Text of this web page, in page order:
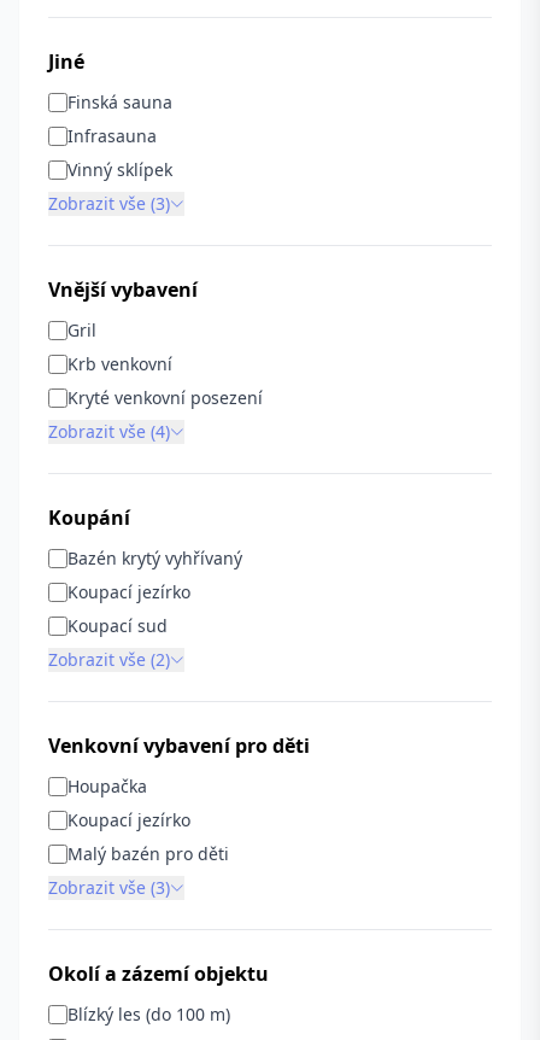
Jiné
Finská sauna
Infrasauna
Vinný sklípek
Zobrazit vše (3)
Vnější vybavení
Gril
Krb venkovní
Kryté venkovní posezení
Zobrazit vše (4)
Koupání
Bazén krytý vyhřívaný
Koupací jezírko
Koupací sud
Zobrazit vše (2)
Venkovní vybavení pro děti
Houpačka
Koupací jezírko
Malý bazén pro děti
Zobrazit vše (3)
Okolí a zázemí objektu
Blízký les (do 100 m)